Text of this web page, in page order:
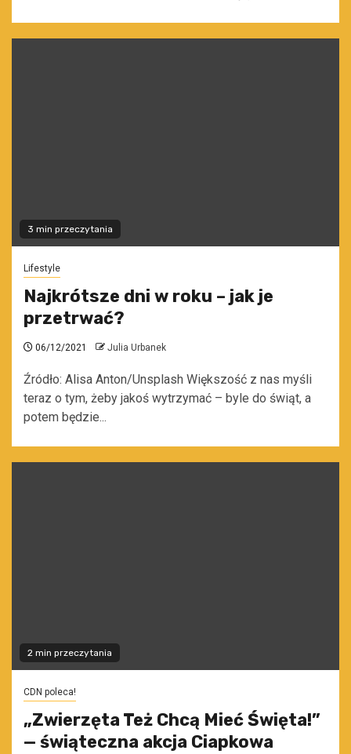
3 min przeczytania
Lifestyle
Najkrótsze dni w roku – jak je
przetrwać?
06/12/2021 Julia Urbanek
Źródło: Alisa Anton/Unsplash Większość z nas myśli
teraz o tym, żeby jakoś wytrzymać – byle do świąt, a
potem będzie...
2 min przeczytania
CDN poleca!
„Zwierzęta Też Chcą Mieć Święta!”
— świąteczna akcja Ciapkowa